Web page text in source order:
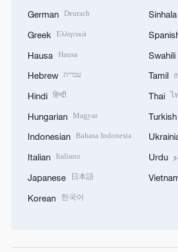
German Deutsch
Greek Ελληνικά
Hausa Hausa
Hebrew עברית
Hindi हिन्दी
Hungarian Magyar
Indonesian Bahasa Indonesia
Italian Italiano
Japanese 日本語
Korean 한국어
Sinhala
Swahili
Tamil
Thai ไ
Turkish
Urdu